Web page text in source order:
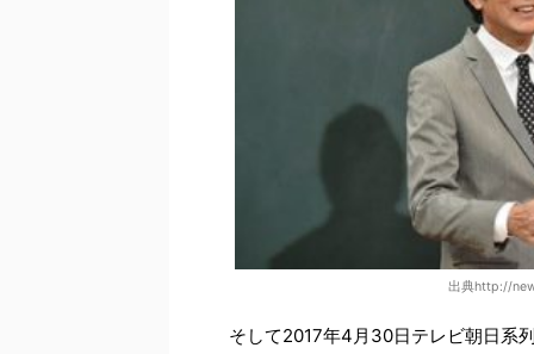
出典http://
そして2017年4月30日テレビ朝日系